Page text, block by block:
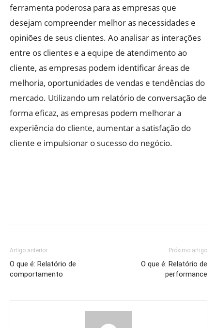
ferramenta poderosa para as empresas que
desejam compreender melhor as necessidades e
opiniões de seus clientes. Ao analisar as interações
entre os clientes e a equipe de atendimento ao
cliente, as empresas podem identificar áreas de
melhoria, oportunidades de vendas e tendências do
mercado. Utilizando um relatório de conversação de
forma eficaz, as empresas podem melhorar a
experiência do cliente, aumentar a satisfação do
cliente e impulsionar o sucesso do negócio.
Artigo anterior
O que é: Relatório de
comportamento
Próximo artigo
O que é: Relatório de
performance